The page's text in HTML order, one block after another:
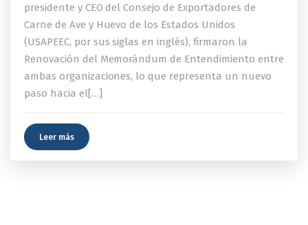
presidente y CEO del Consejo de Exportadores de
Carne de Ave y Huevo de los Estados Unidos
(USAPEEC, por sus siglas en inglés), firmaron la
Renovación del Memorándum de Entendimiento entre
ambas organizaciones, lo que representa un nuevo
paso hacia el[…]
Leer más